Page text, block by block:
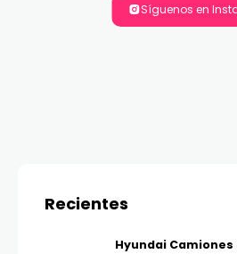
Síguenos en
Recientes
Hyundai